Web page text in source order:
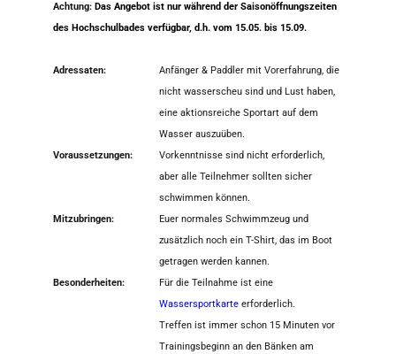
Achtung: Das Angebot ist nur während der Saisonöffnungszeiten
des Hochschulbades verfügbar, d.h. vom 15.05. bis 15.09.
Adressaten:
Anfänger & Paddler mit Vorerfahrung, die
nicht wasserscheu sind und Lust haben,
eine aktionsreiche Sportart auf dem
Wasser auszuüben.
Voraussetzungen:
Vorkenntnisse sind nicht erforderlich,
aber alle Teilnehmer sollten sicher
schwimmen können.
Mitzubringen:
Euer normales Schwimmzeug und
zusätzlich noch ein T-Shirt, das im Boot
getragen werden kannen.
Besonderheiten:
Für die Teilnahme ist eine
Wassersportkarte erforderlich.
Treffen ist immer schon 15 Minuten vor
Trainingsbeginn an den Bänken am